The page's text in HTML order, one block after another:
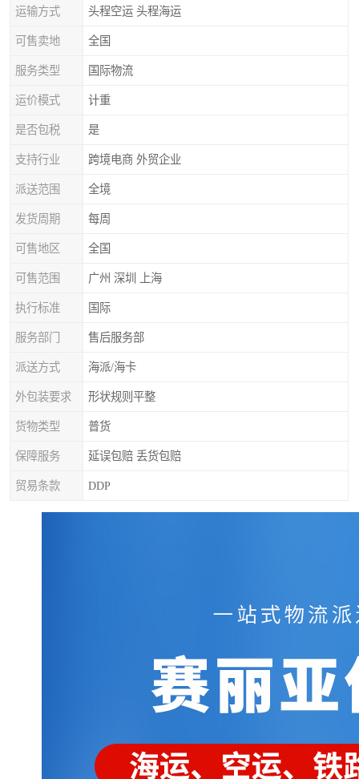
运输方式 头程空运 头程海运
可售卖地 全国
服务类型 国际物流
运价模式 计重
是否包税 是
支持行业 跨境电商 外贸企业
派送范围 全境
发货周期 每周
可售地区 全国
可售范围 广州 深圳 上海
执行标准 国际
服务部门 售后服务部
派送方式 海派/海卡
外包装要求 形状规则平整
货物类型 普货
保障服务 延误包赔 丢货包赔
贸易条款 DDP